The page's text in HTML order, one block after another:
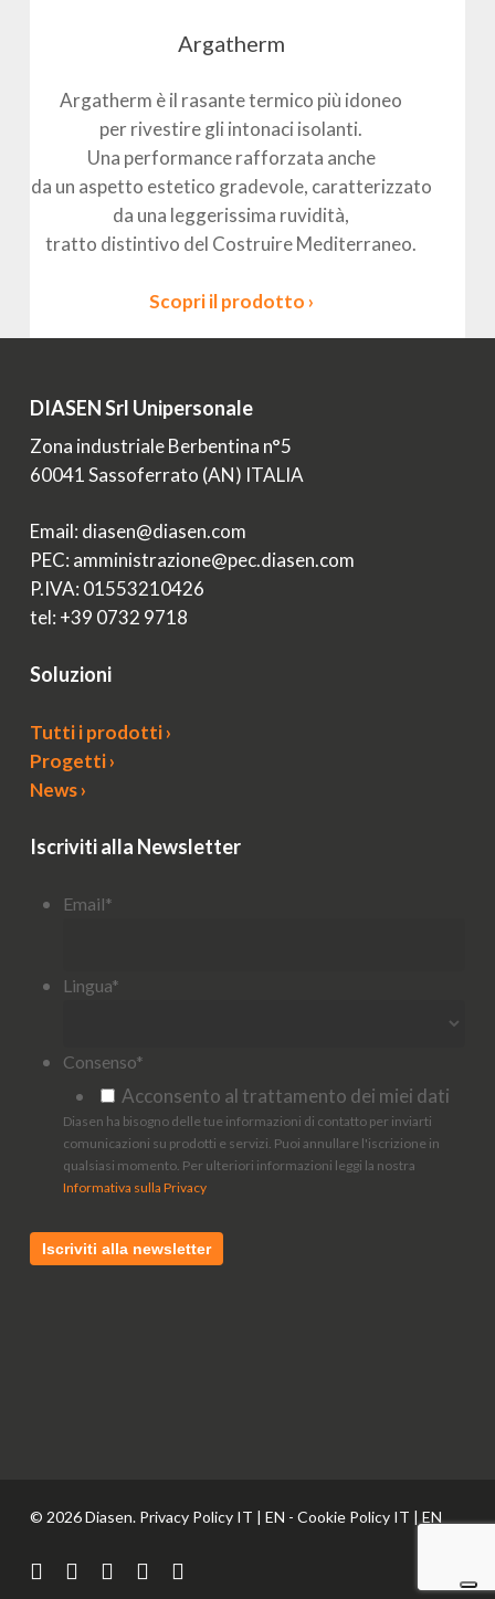
Argatherm
Argatherm è il rasante termico più idoneo
per rivestire gli intonaci isolanti.
Una performance rafforzata anche
da un aspetto estetico gradevole, caratterizzato
da una leggerissima ruvidità,
tratto distintivo del Costruire Mediterraneo.
Scopri il prodotto ›
DIASEN Srl Unipersonale
Zona industriale Berbentina n°5
60041 Sassoferrato (AN) ITALIA
Email: diasen@diasen.com
PEC: amministrazione@pec.diasen.com
P.IVA: 01553210426
tel: +39 0732 9718
Soluzioni
Tutti i prodotti ›
Progetti ›
News ›
Iscriviti alla Newsletter
Email*
Lingua*
Consenso*
Acconsento al trattamento dei miei dati
Diasen ha bisogno delle tue informazioni di contatto per inviarti
comunicazioni su prodotti e servizi. Puoi annullare l'iscrizione in
qualsiasi momento. Per ulteriori informazioni leggi la nostra
Informativa sulla Privacy
© 2026 Diasen. Privacy Policy IT | EN - Cookie Policy IT | EN
facebookpinterestlinkedinyoutubeinstagram